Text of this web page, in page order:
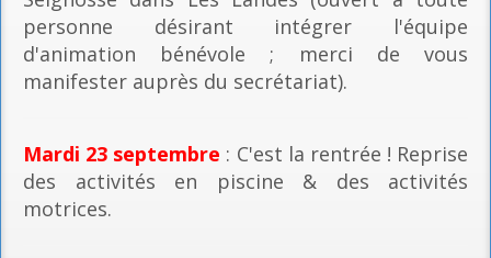
personne désirant intégrer l'équipe
d'animation bénévole ; merci de vous
manifester auprès du secrétariat).
Mardi 23 septembre : C'est la rentrée ! Reprise
des activités en piscine & des activités
motrices.